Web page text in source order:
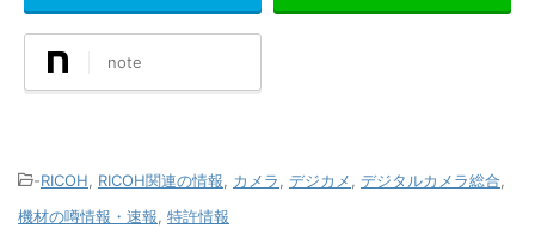
note
-RICOH RICOH関連の情報 カメラ デジカメ デジタルカメラ総合
機材の噂情報・速報 特許情報